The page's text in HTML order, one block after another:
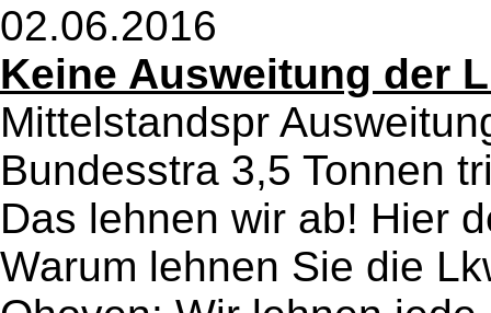
02.06.2016
Keine Ausweitung der
Mittelstandspr
Bundesstra 3,5 Tonnen
Das lehnen wir ab! Hier
Warum lehnen Sie die